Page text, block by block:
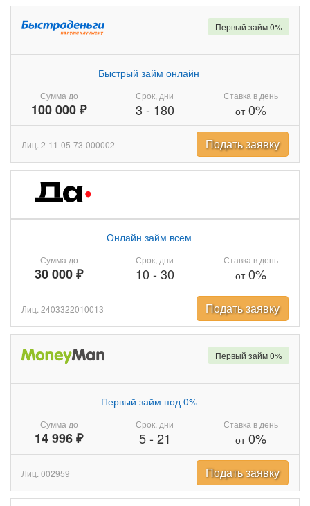
Сумма до
100 000 ₽
Быстрый займ онлайн
Срок, дни
3 - 180
Ставка в день
от0%
Первый займ 0%
Лиц. 2-11-05-73-000002 Подать заявку
Сумма до
30 000 ₽
Онлайн займ всем
Срок, дни
10 - 30
Ставка в день
от0%
Лиц. 2403322010013 Подать заявку
Сумма до
14 996 ₽
Первый займ под 0%
Срок, дни
5- 21
Ставка в день
от0%
Первый займ 0%
Лиц. 002959 Подать заявку